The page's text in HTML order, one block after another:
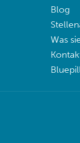
Blog
Was